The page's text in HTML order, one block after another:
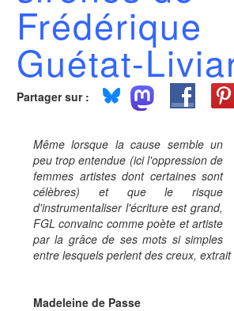
Frédérique
Guétat-
Partager sur :
Même lorsque la cause semble un
peu trop entendue (ici l'oppression de
femmes artistes dont certaines sont
célèbres) et que le risque
d'instrumentaliser l'écriture est grand,
FGL convainc comme poète et artiste
par la grâce de ses mots si simples
entre lesquels perlent des creux,
Madeleine de Passe